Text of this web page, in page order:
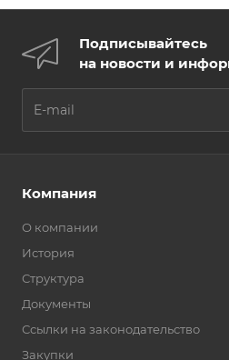
Подписывайтесь
на новости и
Компания
О компании
История
Структура
Документы
Ссылки на законодательство
Закупки